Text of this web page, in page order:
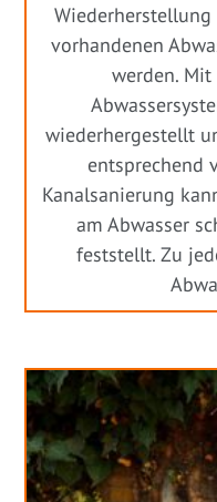
Wiederherstellung
vorhandenen
werden.
wiederhergestellt
entsprechend
Kanalsanierung
am Abwasser
feststellt. Zu